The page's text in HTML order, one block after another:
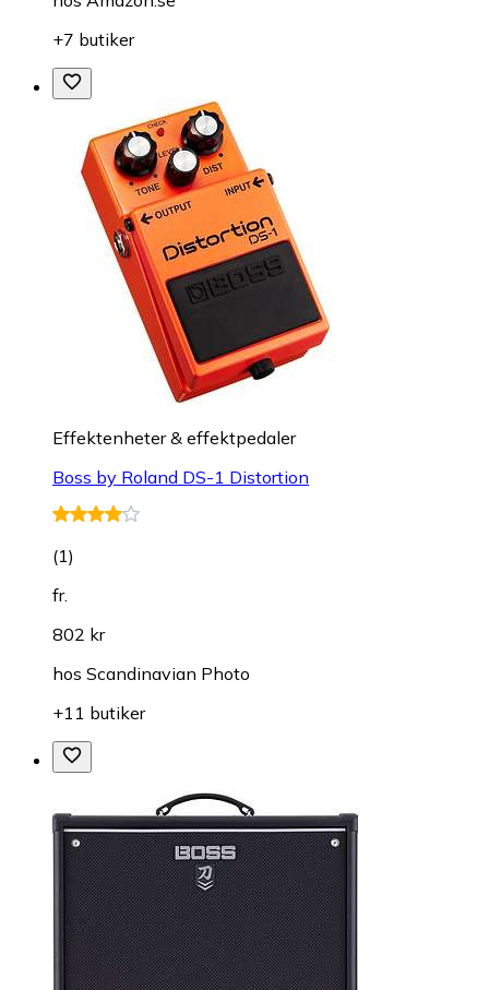
+7 butiker
Effektenheter & effektpedaler
Boss by Roland DS-1 Distortion
(1)
fr.
802 kr
hos Scandinavian Photo
+11 butiker